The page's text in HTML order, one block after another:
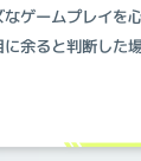
ゲームプレイを
余ると判断した